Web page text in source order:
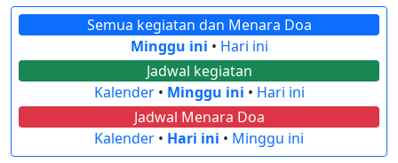
Semua kegiatan dan Menara Doa
Minggu ini • Hari ini
Jadwal kegiatan
Kalender• Minggu ini • Hari ini
Jadwal Menara Doa
Kalender • Hari ini • Minggu ini